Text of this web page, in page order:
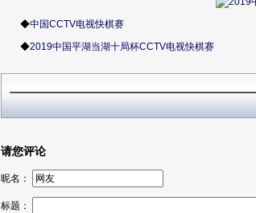
◆中国CCTV电视快棋赛
◆2019中国平湖当湖十局杯CCTV电视快棋赛
请您评论
昵名：
标题：